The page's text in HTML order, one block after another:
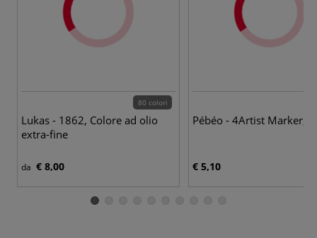
80 colori
Lukas - 1862, Colore ad olio
extra-fine
da € 8,00
Pébéo - 4Artist Marker,
€ 5,10